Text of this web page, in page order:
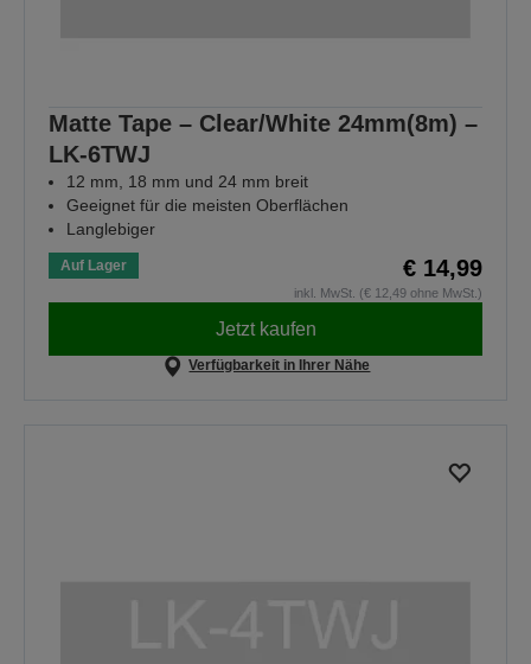
Matte Tape – Clear/White 24mm(8m) –
LK-6TWJ
12 mm, 18 mm und 24 mm breit
Geeignet für die meisten Oberflächen
Langlebiger
Auf Lager € 14,99
inkl. MwSt. (€ 12,49 ohne MwSt.)
Jetzt kaufen
Verfügbarkeit in Ihrer Nähe